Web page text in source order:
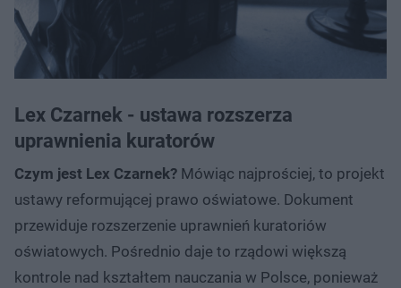
Lex Czarnek - ustawa rozszerza
uprawnienia kuratorów
Czym jest Lex Czarnek? Mówiąc najprościej, to projekt
ustawy reformującej prawo oświatowe. Dokument
przewiduje rozszerzenie uprawnień kuratoriów
oświatowych. Pośrednio daje to rządowi większą
kontrole nad kształtem nauczania w Polsce, ponieważ